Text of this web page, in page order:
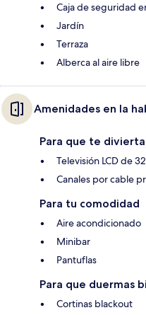
Caja de seguridad
Jardín
Terraza
Alberca al aire libre
Amenidades en la
Para que te
Televisión LCD de
Canales por cable
Para tu comodidad
Aire acondicionado
Minibar
Pantuflas
Para que duermas
Cortinas blackout